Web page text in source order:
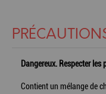
Dangereux. Respecter les
Contient un mélange de